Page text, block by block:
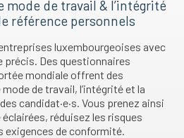
mode de travail & l’intégrité
référence personnels
luxembourgeoises avec
précis. Des questionnaires
mondiale offrent des
de travail, l’intégrité et la
candidat·e·s. Vous prenez ainsi
éclairées, réduisez les risques
exigences de conformité.